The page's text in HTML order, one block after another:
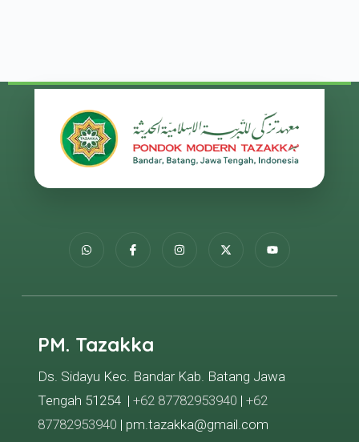
PM. Tazakka
Ds. Sidayu Kec. Bandar Kab. Batang Jawa
Tengah 51254 | +62 87782953940 | +62
87782953940 | pm.tazakka@gmail.com